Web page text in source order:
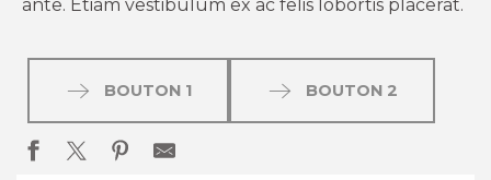
ante. Etiam vestibulum ex ac felis lobortis placerat.
BOUTON 1 BOUTON 2